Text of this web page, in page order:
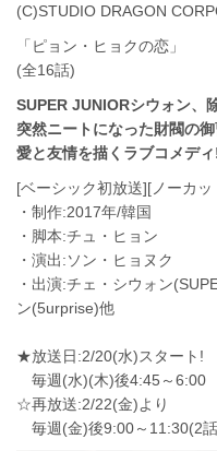
(C)STUDIO DRAGON
「ピョン・ヒョクの恋」
(全16話)
SUPER JUNIORシウォン、
突然ニートになった財閥の
愛と友情を描くラブコメデ
[ベーシック初放送][ノーカ
・制作:2017年/韓国
・脚本:チュ・ヒョン
・演出:ソン・ヒョヌク
・出演:チェ・シウォン
ン(5urprise)他
★放送日:2/20(水)スタート!
毎週(水)(木)後4:45～
☆再放送:2/22(金)より
毎週(金)後9:00～11:30(2